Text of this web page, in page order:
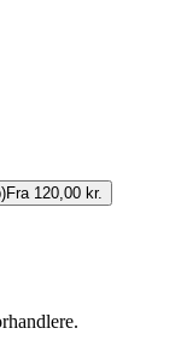
Fra 120,00 kr.